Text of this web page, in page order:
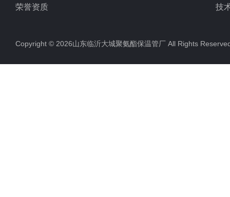
荣誉资质 技
Copyright © 2026山东临沂大城聚氨酯保温管厂 All Rights